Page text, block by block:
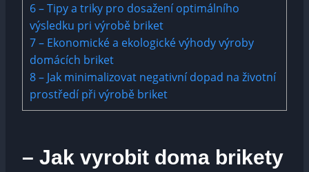
6– Tipy a triky pro dosažení optimálního
výsledku pri výrobě briket
7– Ekonomické a ekologické výhody výroby
domácích briket
8– Jak minimalizovat negativní dopad na životní
prostředí při výrobě briket
– Jak vyrobit doma brikety